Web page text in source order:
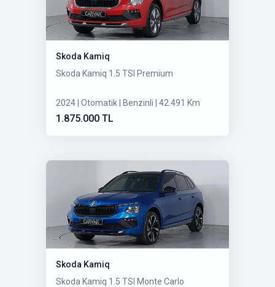
Skoda Kamiq
Skoda Kamiq 1.5 TSI Premium
2024 | Otomatik | Benzinli | 42.491 Km
1.875.000 TL
Skoda Kamiq
Skoda Kamiq 1.5 TSI Monte Carlo